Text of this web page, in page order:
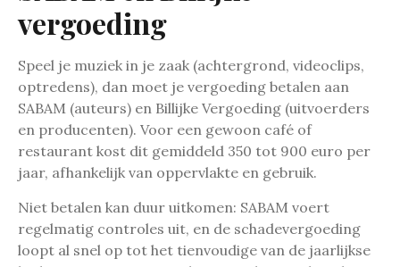
vergoeding
Speel je muziek in je zaak (achtergrond, videoclips,
optredens), dan moet je vergoeding betalen aan
SABAM (auteurs) en Billijke Vergoeding (uitvoerders
en producenten). Voor een gewoon café of
restaurant kost dit gemiddeld 350 tot 900 euro per
jaar, afhankelijk van oppervlakte en gebruik.
Niet betalen kan duur uitkomen: SABAM voert
regelmatig controles uit, en de schadevergoeding
loopt al snel op tot het tienvoudige van de jaarlijkse